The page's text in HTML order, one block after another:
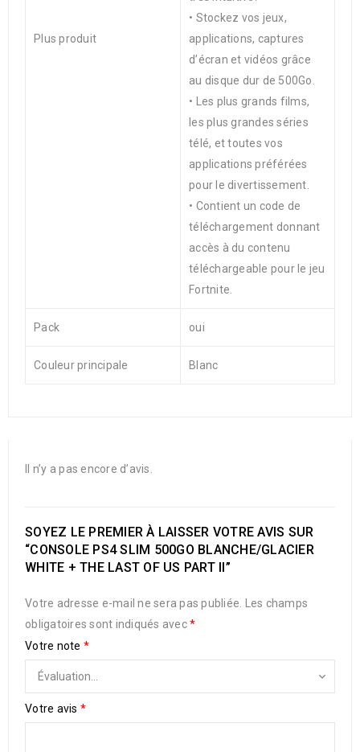
Plus produit
• Stockez vos jeux,
applications, captures
d’écran et vidéos grâce
au disque dur de 500Go.
• Les plus grands films,
les plus grandes séries
télé, et toutes vos
applications préférées
pour le divertissement.
• Contient un code de
téléchargement donnant
accès à du contenu
téléchargeable pour le jeu
Fortnite.
Pack oui
Couleur principale Blanc
Il n’y a pas encore d’avis.
SOYEZ LE PREMIER À LAISSER VOTRE AVIS SUR
“CONSOLE PS4 SLIM 500GO BLANCHE/GLACIER
WHITE + THE LAST OF US PART II”
Votre adresse e-mail ne sera pas publiée.
Les champs
obligatoires sont indiqués avec*
Votre note *
Votre avis *